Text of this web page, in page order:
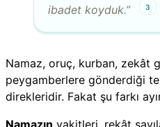
ibadet koyduk.”
3
Namaz, oruç, kurban, zekât
peygamberlere gönderdiği
direkleridir. Fakat şu farkı
Namazın vakitleri, rekât